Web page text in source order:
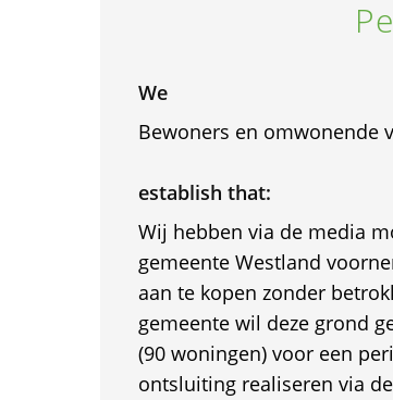
We
Bewoners en omwonende
establish that:
Wij hebben via de media
gemeente Westland
aan te kopen zonder
gemeente wil deze grond
(90 woningen) voor een
ontsluiting realiseren via